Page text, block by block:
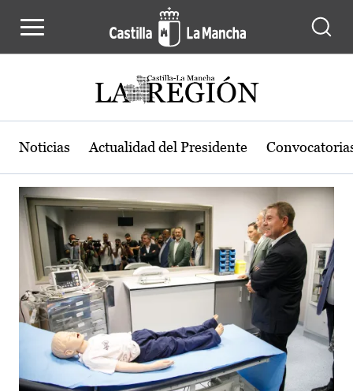
Actualidad de la región de Castilla-
Noticias Actualidad del Presidente